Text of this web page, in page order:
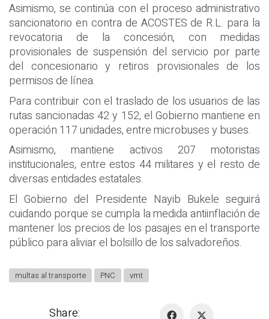
Asimismo, se continúa con el proceso administrativo
sancionatorio en contra de ACOSTES de R.L. para la
revocatoria de la concesión, con medidas
provisionales de suspensión del servicio por parte
del concesionario y retiros provisionales de los
permisos de línea.
Para contribuir con el traslado de los usuarios de las
rutas sancionadas 42 y 152, el Gobierno mantiene en
operación 117 unidades, entre microbuses y buses.
Asimismo, mantiene activos 207 motoristas
institucionales, entre estos 44 militares y el resto de
diversas entidades estatales.
El Gobierno del Presidente Nayib Bukele seguirá
cuidando porque se cumpla la medida antiinflación de
mantener los precios de los pasajes en el transporte
público para aliviar el bolsillo de los salvadoreños.
multas al transporte PNC vmt
Share: